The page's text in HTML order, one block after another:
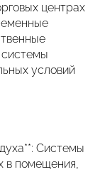
центрах
системы
условий
Системы
в помещения,